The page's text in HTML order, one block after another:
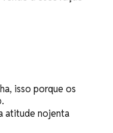
isso porque os
atitude nojenta